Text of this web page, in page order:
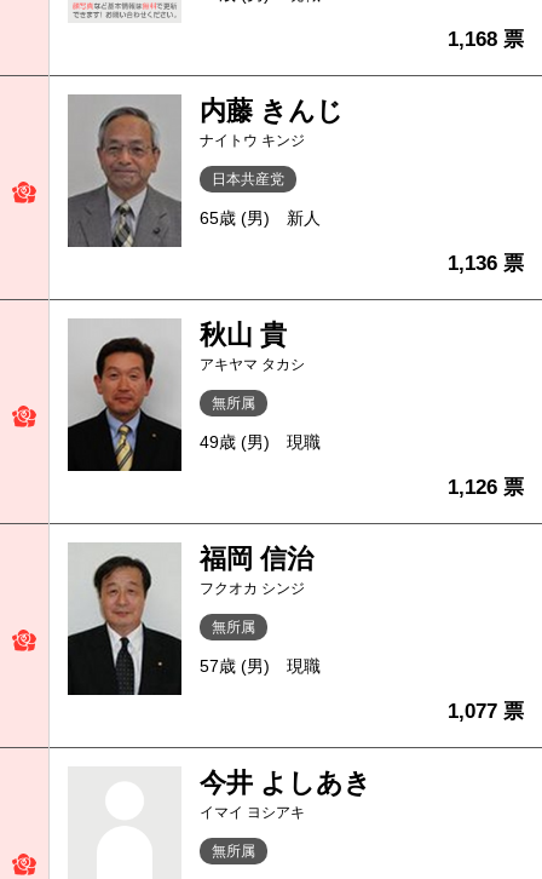
1,168 票
内藤 きんじ
ナイトウ キンジ
日本共産党
65歳 (男) 新人
1,136 票
秋山 貴
アキヤマ タカシ
無所属
49歳 (男) 現職
1,126 票
福岡 信治
フクオカ シンジ
無所属
57歳 (男) 現職
1,077 票
今井 よしあき
イマイ ヨシアキ
無所属